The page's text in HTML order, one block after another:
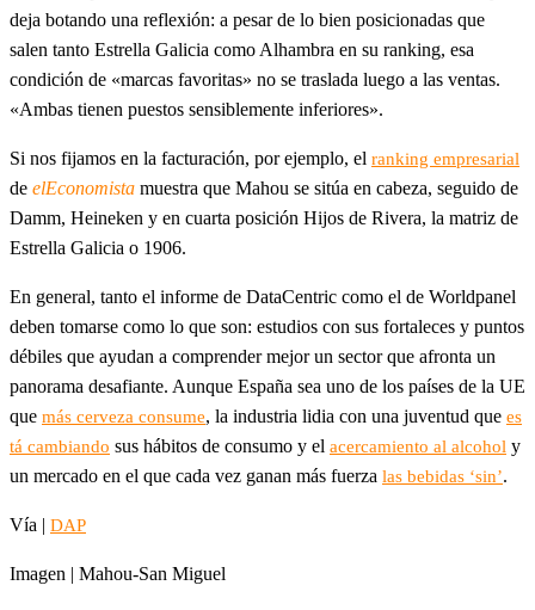
deja botando una reflexión: a pesar de lo bien posicionadas que
salen tanto Estrella Galicia como Alhambra en su ranking, esa
condición de «marcas favoritas» no se traslada luego a las ventas.
«Ambas tienen puestos sensiblemente inferiores».
Si nos fijamos en la facturación, por ejemplo, el ranking empresarial
de elEconomista muestra que Mahou se sitúa en cabeza, seguido de
Damm, Heineken y en cuarta posición Hijos de Rivera, la matriz de
Estrella Galicia o 1906.
En general, tanto el informe de DataCentric como el de Worldpanel
deben tomarse como lo que son: estudios con sus fortaleces y puntos
débiles que ayudan a comprender mejor un sector que afronta un
panorama desafiante. Aunque España sea uno de los países de la UE
que más cerveza consume, la industria lidia con una juventud que es
tá cambiando sus hábitos de consumo y el acercamiento al alcohol y
un mercado en el que cada vez ganan más fuerza las bebidas ‘sin’.
Vía | DAP
Imagen | Mahou-San Miguel